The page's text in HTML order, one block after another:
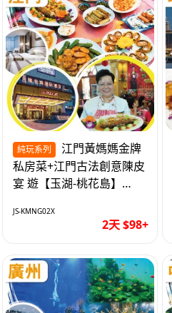
純玩系列
私房菜+江門古法創意陳皮
宴 遊【玉湖-桃花島】
純玩2天
JS-KMNG02X
2天 $98+